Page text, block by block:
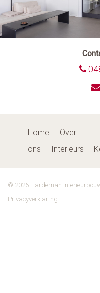
Home
Over
ons
Interieurs
© 2026 Hardeman
Privacyverklaring